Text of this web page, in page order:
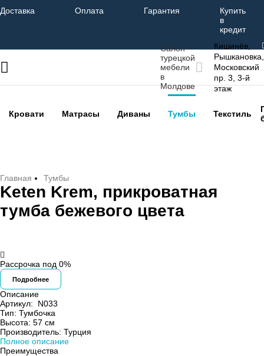
Доставка Оплата Гарантия
Купить
в
кредит
Салон
турецкой
мебели
в
Молдове
Кишинёв,
Рышкановка,
Московский
пр. 3, 3-й
этаж
Кровати Матрасы Диваны Тумбы Текстиль
Главная Тумбы
Keten Krem, прикроватная
тумба бежевого цвета
Рассрочка под 0%
Подробнее
Описание
Артикул: N033
Тип: Тумбочка
Высота: 57 см
Производитель: Турция
Полное описание
Преимущества